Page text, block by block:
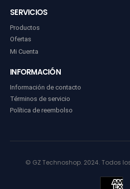
SERVICIOS
Productos
Ofertas
Mi Cuenta
INFORMACIÓN
Información de contacto
Términos de servicio
Política de reembolso
© GZ Technoshop. 2024. Todos